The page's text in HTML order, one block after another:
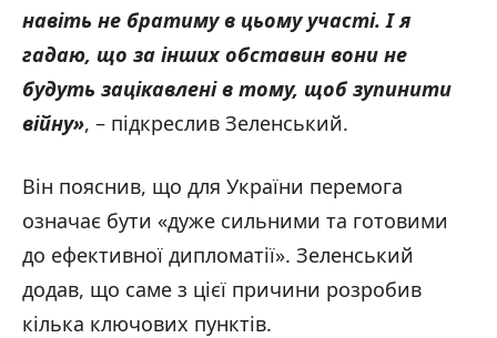
навіть не братиму в цьому участі. І я
гадаю, що за інших обставин вони не
будуть зацікавлені в тому, щоб зупинити
війну», – підкреслив Зеленський.
Він пояснив, що для України перемога
означає бути «дуже сильними та готовими
до ефективної дипломатії». Зеленський
додав, що саме з цієї причини розробив
кілька ключових пунктів.